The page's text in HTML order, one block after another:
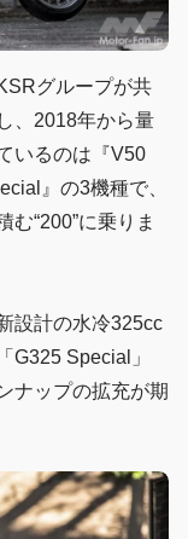
グループが共
、2018年から量
いるのは『V50
』の3機種で、
“200”に乗りま
設計の水冷325cc
G325 Special」
ナップの拡充が期